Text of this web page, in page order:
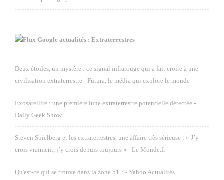
Google actualités : Extraterrestres
Deux étoiles, un mystère : ce signal infrarouge qui a fait croire à une
civilisation extraterrestre - Futura, le média qui explore le monde
Exosatellite : une première lune extraterrestre potentielle détectée -
Daily Geek Show
Steven Spielberg et les extraterrestres, une affaire très sérieuse : « J’y
crois vraiment, j’y crois depuis toujours » - Le Monde.fr
Qu'est-ce qui se trouve dans la zone 51 ? - Yahoo Actualités